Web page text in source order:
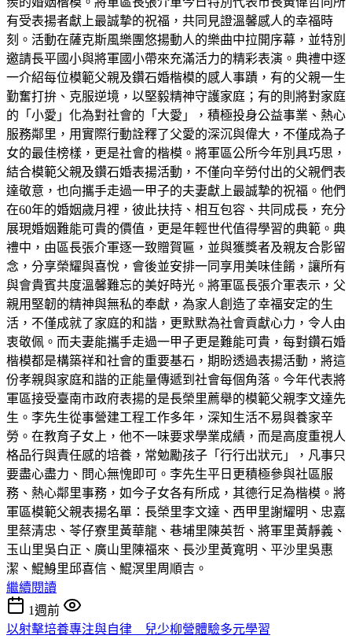
有受表揚者獻上最誠摯的祝福，共同見證溫馨感人的幸福時
刻。活動在薩克斯風樂團悠揚動人的樂曲中拉開序幕，並特別
邀請長平國小與將軍國小帶來充滿活力的精彩表演。典禮中逐
一介紹每位模範父親及鑽石婚楷模的感人事蹟，有的父親一生
勤奮打拚、克服逆境，以堅毅精神守護家庭；有的則將對家庭
的「小愛」化為對社會的「大愛」，積極投身公益事業、熱心
服務鄰里，用實際行動詮釋了父愛的深沉與偉大，不僅成為子
女的最佳榜樣，更是社會的楷模。將軍區公所今年別具巧思，
結合模範父親及鑽石婚表揚活動，不僅向辛勞付出的父親們表
達敬意，也向攜手走過一甲子的夫妻獻上最誠摯的祝福。他們
在60年的婚姻歲月裡，彼此扶持、相互包容、共同成長，充分
展現婚姻難能可貴的價值，更是年輕世代值得學習的典範。典
禮中，由區長張介軍逐一致贈賀匾，並與獲獎者及親友合影留
念，分享榮耀與喜悅，會後並安排一同享用美味佳餚，讓所有
與會貴賓共度溫馨難忘的美好時光。將軍區長張介軍表示，父
親用堅韌的精神與無私的奉獻，為家人創造了幸福安定的生
活，不僅成就了家庭的和諧，更默默為社會貢獻心力，令人由
衷敬佩。而夫妻能攜手走過一甲子更是難能可貴，每對鑽石婚
楷模都是構築祥和社會的重要基石，期盼透過表揚活動，將這
份孝親與家庭和諧的正能量傳遞到社會每個角落。今年代表將
軍區接受臺南市政府表揚的是長榮里薦舉的模範父親李文達先
生。李先生從事營建工程工作多年，深知生活不易與養家辛
勞。在教育子女上，他不一味要求學業成績，而是高度重視人
格品行與責任感的培養，常勉勵孩子「行行出狀元」，凡事只
要盡心盡力、問心無愧即可。李先生平日更積極參與社區服
務、熱心鄰里事務，如今子女各有所成，其德行足為楷模。將
軍區模範父親表揚名單：長榮里李文達、西甲里謝耀明、忠嘉
里蔡清忠、苓仔寮里黃華龍、巷埔里陳英哲、將軍里黃靜義、
玉山里吳白正、廣山里陳福來、長沙里黃寬明、平沙里吳惠
潔、鯤鯓里邱喜信、鯤溟里周順吉。
繼續閱讀
1週前
以射擊培養專注與自律 兒少柳營體驗多元學習